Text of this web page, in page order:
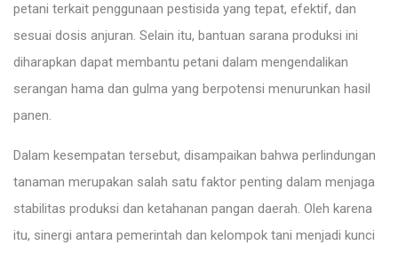
petani terkait penggunaan pestisida yang tepat, efektif, dan
sesuai dosis anjuran. Selain itu, bantuan sarana produksi ini
diharapkan dapat membantu petani dalam mengendalikan
serangan hama dan gulma yang berpotensi menurunkan hasil
panen.
Dalam kesempatan tersebut, disampaikan bahwa perlindungan
tanaman merupakan salah satu faktor penting dalam menjaga
stabilitas produksi dan ketahanan pangan daerah. Oleh karena
itu, sinergi antara pemerintah dan kelompok tani menjadi kunci